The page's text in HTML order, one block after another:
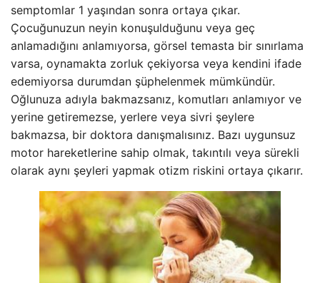
semptomlar 1 yaşından sonra ortaya çıkar.
Çocuğunuzun neyin konuşulduğunu veya geç
anlamadığını anlamıyorsa, görsel temasta bir sınırlama
varsa, oynamakta zorluk çekiyorsa veya kendini ifade
edemiyorsa durumdan şüphelenmek mümkündür.
Oğlunuza adıyla bakmazsanız, komutları anlamıyor ve
yerine getiremezse, yerlere veya sivri şeylere
bakmazsa, bir doktora danışmalısınız. Bazı uygunsuz
motor hareketlerine sahip olmak, takıntılı veya sürekli
olarak aynı şeyleri yapmak otizm riskini ortaya çıkarır.